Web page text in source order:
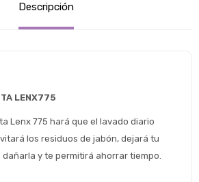
Descripción
LENX775
Lenx 775 hará que el lavado diario
los residuos de jabón, dejará tu
dañarla y te permitirá ahorrar tiempo.